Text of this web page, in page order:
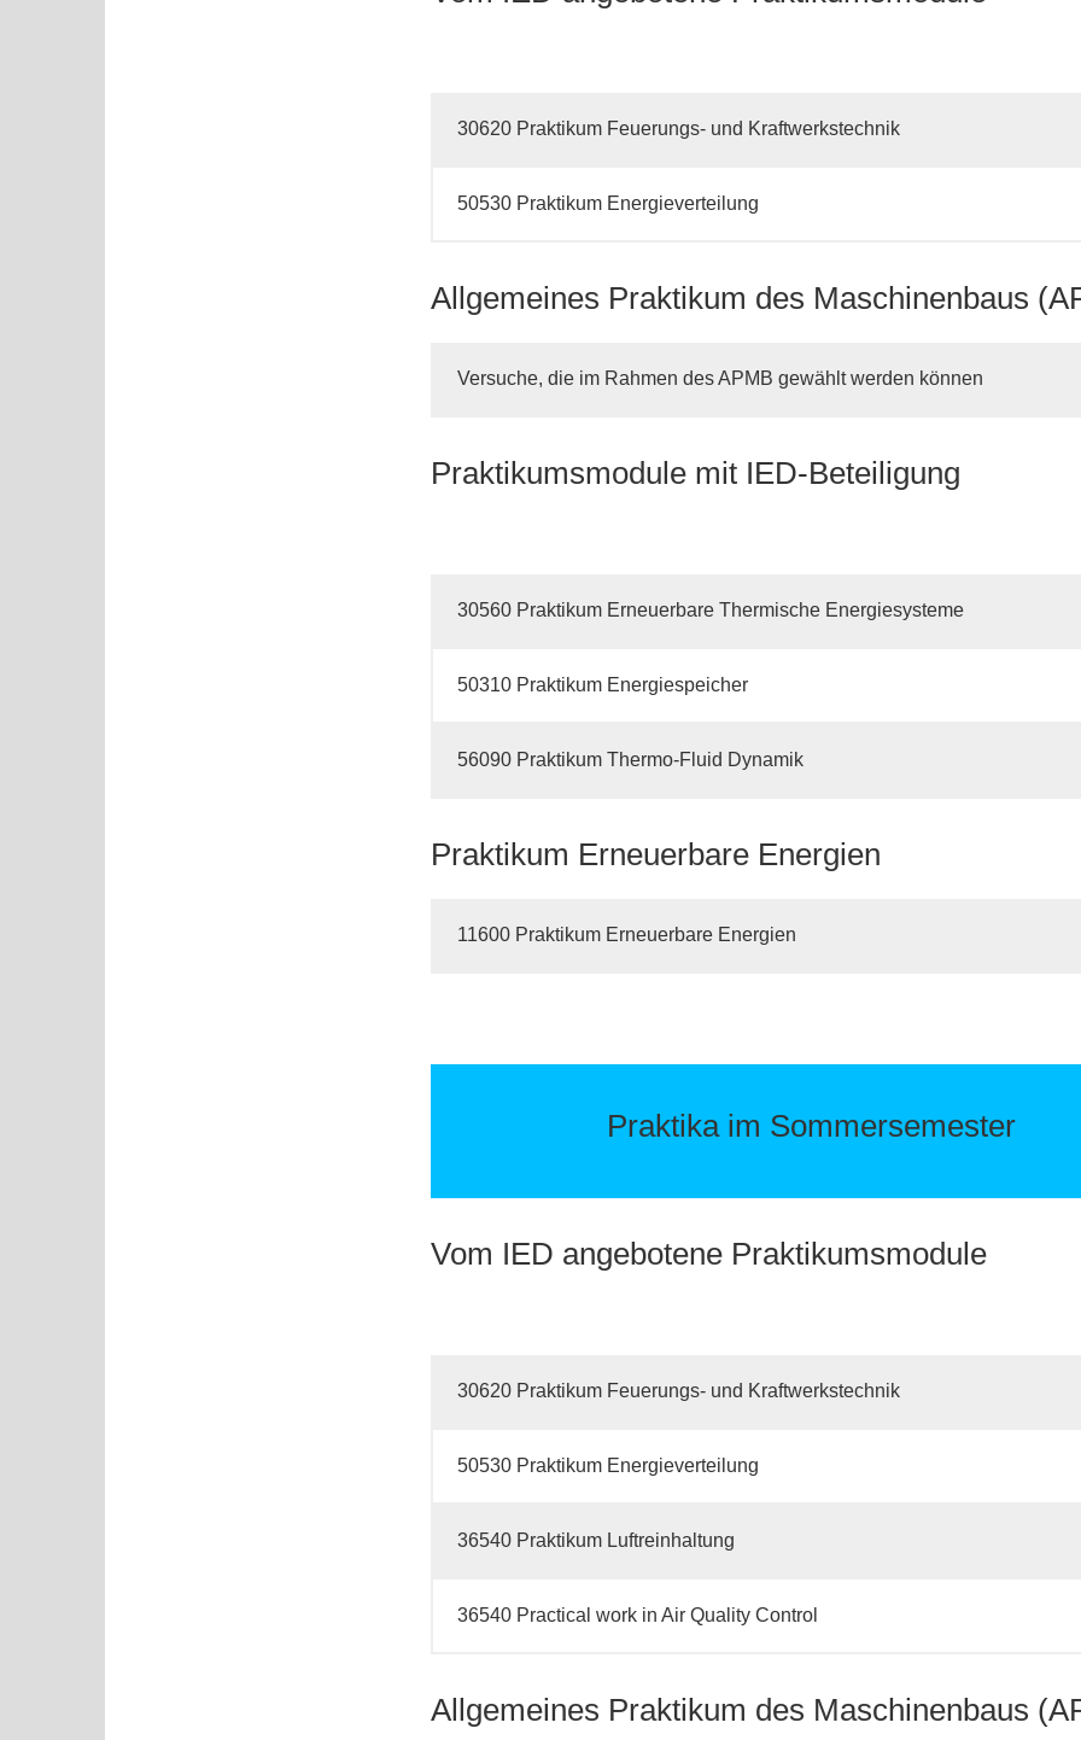
30620 Praktikum Feuerungs- und Kraftwerkstechnik
50530 Praktikum Energieverteilung
Allgemeines Praktikum des Maschinenbaus
Versuche, die im Rahmen des APMB gewählt werden können
Praktikumsmodule mit IED-Beteiligung
30560 Praktikum Erneuerbare Thermische Energiesysteme
50310 Praktikum Energiespeicher
56090 Praktikum Thermo-Fluid Dynamik
Praktikum Erneuerbare Energien
11600 Praktikum Erneuerbare Energien
Praktika im Sommersemester
Vom IED angebotene Praktikumsmodule
30620 Praktikum Feuerungs- und Kraftwerkstechnik
50530 Praktikum Energieverteilung
36540 Praktikum Luftreinhaltung
36540 Practical work in Air Quality Control
Allgemeines Praktikum des Maschinenbaus